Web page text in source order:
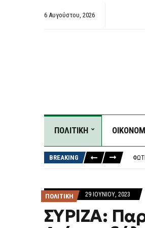
6 Αυγούστου, 2026
ΠΟΛΙΤΙΚΗ
BREAKING
ΠΟΛΙΤΙΚΗ 29 ΙΟΥΝΊΟΥ, 2023
ΣΥΡΙΖΑ: